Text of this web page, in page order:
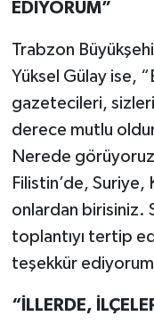
EDİYORUM”
Trabzon
Yüksel Gülay ise,
gazetecileri,
derece mutlu
Nerede
Filistin’de,
onlardan birisiniz.
toplantıyı tertip
teşekkür
“İLLERDE,